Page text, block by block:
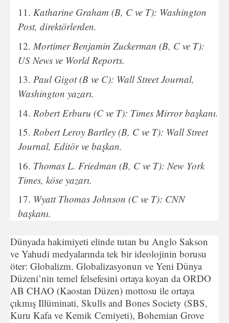
Katharine Graham (B, C ve T): Washington
Post, direktörlerden.
Mortimer Benjamin Zuckerman (B, C ve T):
US News ve World Reports.
Paul Gigot (B ve C): Wall Street Journal,
Washington yazarı.
Robert Erburu (C ve T): Times Mirror başkanı.
Robert Leroy Bartley (B, C ve T): Wall Street
Journal, Editör ve başkan.
Thomas L. Friedman (B, C ve T): New York
Times, köse yazarı.
Wyatt Thomas Johnson (C ve T): CNN
başkanı.
Dünyada hakimiyeti elinde tutan bu Anglo Sakson
ve Yahudi medyalarında tek bir ideolojinin borusu
öter: Globalizm. Globalizasyonun ve Yeni Dünya
Düzeni’nin temel felsefesini ortaya koyan da ORDO
AB CHAO (Kaostan Düzen) mottosu ile ortaya
çıkmış Illüminati, Skulls and Bones Society (SBS,
Kuru Kafa ve Kemik Cemiyeti), Bohemian Grove